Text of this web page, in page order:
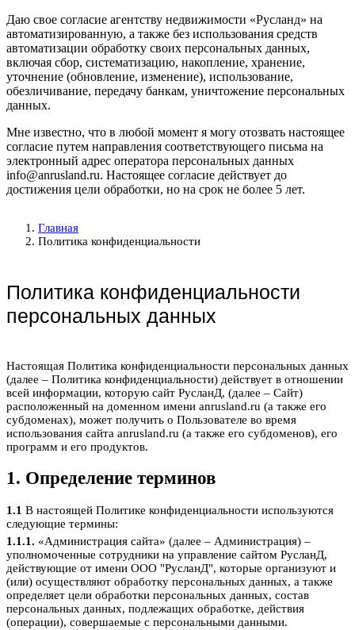
Даю свое согласие агентству недвижимости «Русланд» на
автоматизированную, а также без использования средств
автоматизации обработку своих персональных данных,
включая сбор, систематизацию, накопление, хранение,
уточнение (обновление, изменение), использование,
обезличивание, передачу банкам, уничтожение персональных
данных.
Мне известно, что в любой момент я могу отозвать настоящее
согласие путем направления соответствующего письма на
электронный адрес оператора персональных данных
info@anrusland.ru. Настоящее согласие действует до
достижения цели обработки, но на срок не более 5 лет.
Главная
Политика конфиденциальности
Политика конфиденциальности
персональных данных
Настоящая Политика конфиденциальности персональных данных
(далее – Политика конфиденциальности) действует в отношении
всей информации, которую сайт РусланД, (далее – Сайт)
расположенный на доменном имени anrusland.ru (а также его
субдоменах), может получить о Пользователе во время
использования сайта anrusland.ru (а также его субдоменов), его
программ и его продуктов.
1. Определение терминов
1.1 В настоящей Политике конфиденциальности используются
следующие термины:
1.1.1. «Администрация сайта» (далее – Администрация) –
уполномоченные сотрудники на управление сайтом РусланД,
действующие от имени ООО "РусланД", которые организуют и
(или) осуществляют обработку персональных данных, а также
определяет цели обработки персональных данных, состав
персональных данных, подлежащих обработке, действия
(операции), совершаемые с персональными данными.